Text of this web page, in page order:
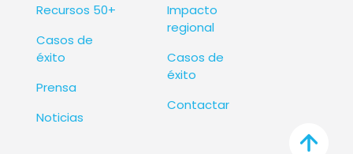
Recursos 50+
Casos de
éxito
Prensa
Noticias
Impacto
regional
Casos de
éxito
Contactar